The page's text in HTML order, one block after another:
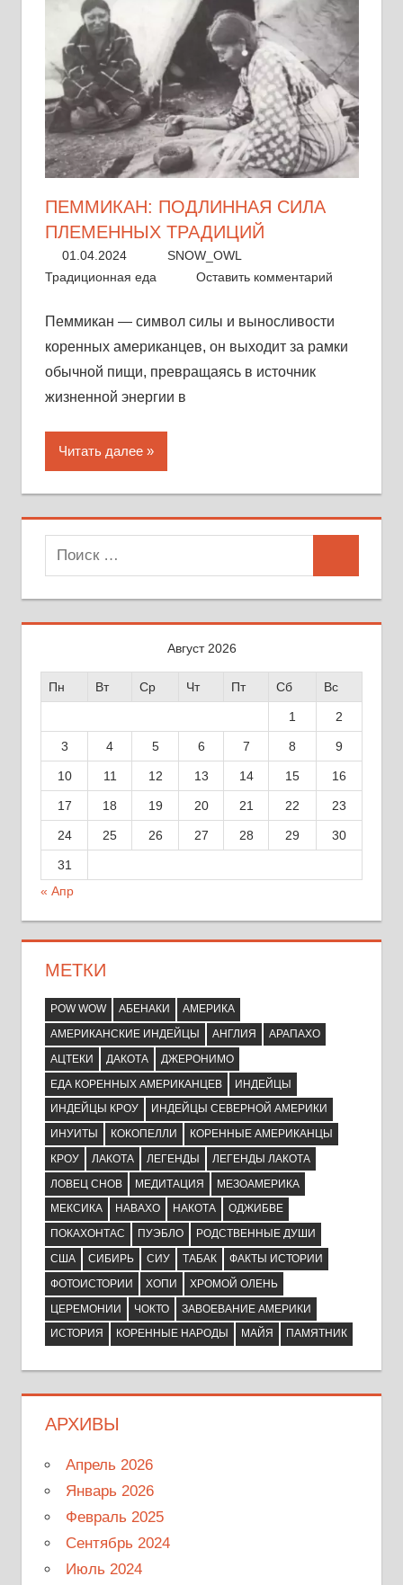
коренных
народов.
Истории,
традиции
знания,
передаваемые
поколения
поколение.
ПЕММИКАН: ПОДЛИННАЯ СИЛА
ПЛЕМЕННЫХ ТРАДИЦИЙ
01.04.2024
SNOW_OWL
Традиционная еда
Оставить комментарий
Пеммикан — символ силы и выносливости
коренных американцев, он выходит за рамки
обычной пищи, превращаясь в источник
жизненной энергии в
Читать далее
Поиск
для:
Август 2026
Пн Вт Ср Чт Пт Сб Вс
1 2
3 4 5 6 7 8 9
10 11 12 13 14 15 16
17 18 19 20 21 22 23
24 25 26 27 28 29 30
31
« Апр
МЕТКИ
POW WOW АБЕНАКИ
АМЕРИКА
АМЕРИКАНСКИЕ ИНДЕЙЦЫ
АНГЛИЯ
АРАПАХО
АЦТЕКИ
ДАКОТА
ДЖЕРОНИМО
ЕДА КОРЕННЫХ АМЕРИКАНЦЕВ
ИНДЕЙЦЫ
ИНДЕЙЦЫ КРОУ
ИНДЕЙЦЫ СЕВЕРНОЙ АМЕРИКИ
ИНУИТЫ
КОКОПЕЛЛИ
КОРЕННЫЕ АМЕРИКАНЦЫ
КРОУ
ЛАКОТА ЛЕГЕНДЫ
ЛЕГЕНДЫ ЛАКОТА
ЛОВЕЦ СНОВ
МЕДИТАЦИЯ
МЕЗОАМЕРИКА
МЕКСИКА
НАВАХО НАКОТА
ОДЖИБВЕ
ПОКАХОНТАС
ПУЭБЛО
РОДСТВЕННЫЕ ДУШИ
США
СИБИРЬ СИУ ТАБАК
ФАКТЫ ИСТОРИИ
ФОТОИСТОРИИ
ХОПИ
ХРОМОЙ ОЛЕНЬ
ЦЕРЕМОНИИ
ЧОКТО
ЗАВОЕВАНИЕ АМЕРИКИ
ИСТОРИЯ
КОРЕННЫЕ НАРОДЫ МАЙЯ ПАМЯТНИК
АРХИВЫ
Апрель 2026
Январь 2026
Февраль 2025
Сентябрь 2024
Июль 2024